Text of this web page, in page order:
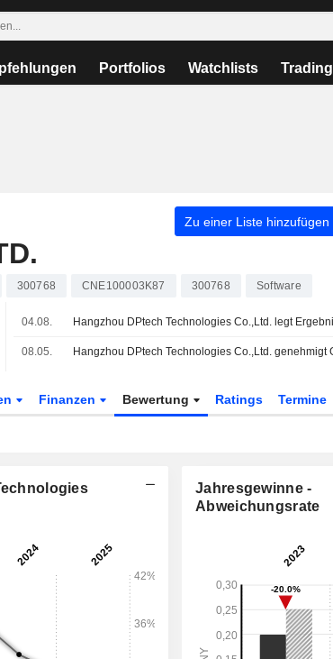
Portfolios Watchlists Trading
Zu einer Liste hinzufügen
300768 CNE100003K87 300768 Software
04.08.
08.05.
Finanzen Bewertung Ratings Termine
Jahresgewinne -
Abweichungsrate